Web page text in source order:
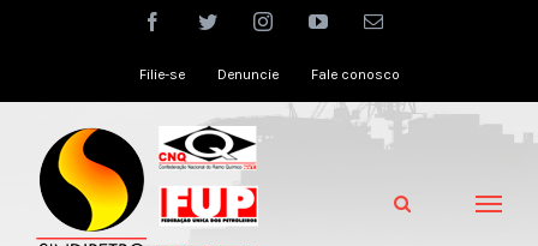
facebooktwitter instagramyoutubeEmail
Filie-se Denuncie Fale conosco